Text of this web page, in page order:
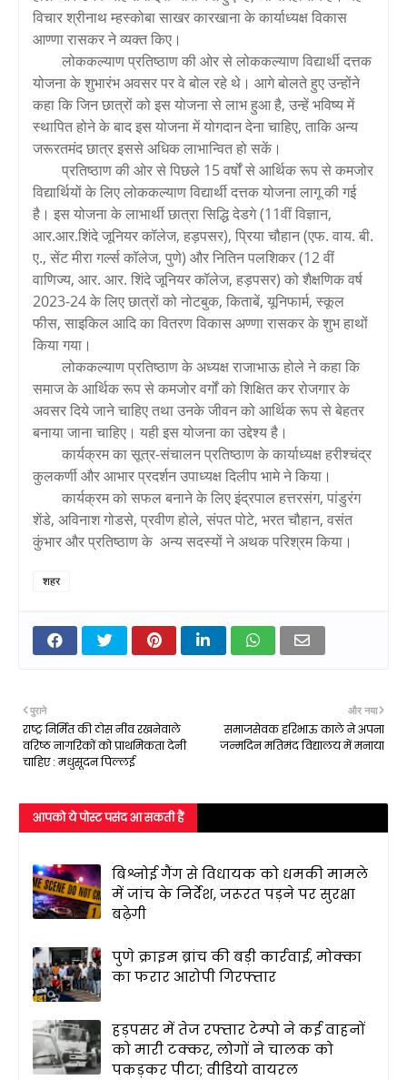
विचार श्रीनाथ म्हस्कोबा साखर कारखाना के कार्याध्यक्ष विकास
आण्णा रासकर ने व्यक्त किए।
लोककल्याण प्रतिष्ठाण की ओर से लोककल्याण विद्यार्थी दत्तक
योजना के शुभारंभ अवसर पर वे बोल रहे थे। आगे बोलते हुए उन्होंने
कहा कि जिन छात्रों को इस योजना से लाभ हुआ है, उन्हें भविष्य में
स्थापित होने के बाद इस योजना में योगदान देना चाहिए, ताकि अन्य
जरूरतमंद छात्र इससे अधिक लाभान्वित हो सकें।
प्रतिष्ठाण की ओर से पिछले 15 वर्षों से आर्थिक रूप से कमजोर
विद्यार्थियों के लिए लोककल्याण विद्यार्थी दत्तक योजना लागू की गई
है। इस योजना के लाभार्थी छात्रा सिद्धि देडगे (11वीं विज्ञान,
आर.आर.शिंदे जूनियर कॉलेज, हड़पसर), प्रिया चौहान (एफ. वाय. बी.
ए., सेंट मीरा गर्ल्स कॉलेज, पुणे) और नितिन पलशिकर (12 वीं
वाणिज्य, आर. आर. शिंदे जूनियर कॉलेज, हड़पसर) को शैक्षणिक वर्ष
2023-24 के लिए छात्रों को नोटबुक, किताबें, यूनिफार्म, स्कूल
फीस, साइकिल आदि का वितरण विकास अण्णा रासकर के शुभ हाथों
किया गया।
लोककल्याण प्रतिष्ठाण के अध्यक्ष राजाभाऊ होले ने कहा कि
समाज के आर्थिक रूप से कमजोर वर्गों को शिक्षित कर रोजगार के
अवसर दिये जाने चाहिए तथा उनके जीवन को आर्थिक रूप से बेहतर
बनाया जाना चाहिए। यही इस योजना का उद्देश्य है।
कार्यक्रम का सूत्र-संचालन प्रतिष्ठाण के कार्याध्यक्ष हरीश्चंद्र
कुलकर्णी और आभार प्रदर्शन उपाध्यक्ष दिलीप भामे ने किया।
कार्यक्रम को सफल बनाने के लिए इंद्रपाल हत्तरसंग, पांडुरंग
शेंडे, अविनाश गोडसे, प्रवीण होले, संपत पोटे, भरत चौहान, वसंत
कुंभार और प्रतिष्ठाण के अन्य सदस्यों ने अथक परिश्रम किया।
शहर
और नया
समाजसेवक हरिभाऊ काले ने अपना
जन्मदिन मतिमंद विद्यालय में मनाया
पुराने
राष्ट्र निर्मित की ठोस नींव रखनेवाले
वरिष्ठ नागरिकों को प्राथमिकता देनी
चाहिए : मधुसूदन पिल्लई
आपको ये पोस्ट पसंद आ सकती हैं
बिश्नोई गैंग से विधायक को धमकी मामले
में जांच के निर्देश, जरूरत पड़ने पर सुरक्षा
बढ़ेगी
पुणे क्राइम ब्रांच की बड़ी कार्रवाई, मोक्का
का फरार आरोपी गिरफ्तार
हड़पसर में तेज रफ्तार टेम्पो ने कई वाहनों
को मारी टक्कर, लोगों ने चालक को
पकड़कर पीटा; वीडियो वायरल